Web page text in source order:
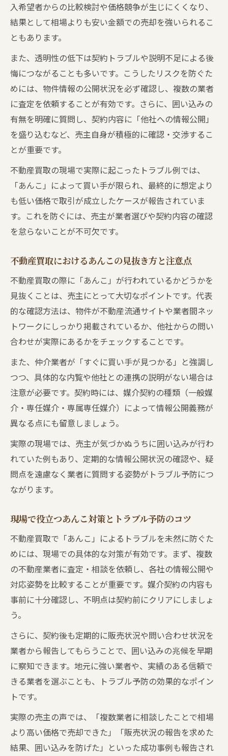
入希望者からの比較検討や価格競争が生じにくくなり、
結果として相場よりも安い金額での売却を強いられるこ
ともあります。
また、透明性の低下は契約トラブルや説明不足による後
悔につながることも多いです。こうしたリスクを防ぐた
めには、物件情報の公開状況を必ず確認し、複数の業者
に査定を依頼することが有効です。さらに、囲い込みの
有無を明確に質問し、契約内容に「他社への情報公開」
を盛り込むなど、売主自身が積極的に確認・交渉するこ
とが重要です。
不動産買取の現場で実際に起こったトラブル例では、
「あんこ」によって買い手が限られ、最終的に想定より
も低い価格で取引が成立したケースが報告されていま
す。これを防ぐには、売主が業者選びや契約内容の確認
を怠らないことが不可欠です。
不動産買取におけるあんこの見抜き方と注意点
不動産買取の際に「あんこ」が行われているかどうかを
見抜くことは、売主にとって大切なポイントです。代表
的な確認方法は、物件が不動産流通サイトや業者間ネッ
トワークにしっかり掲載されているか、他社からの問い
合わせが実際にあるかをチェックすることです。
また、仲介業者が「すぐに買い手が見つかる」と強調し
つつ、具体的な内覧や他社との連携の説明がない場合は
注意が必要です。契約時には、媒介契約の種類（一般媒
介・専任媒介・専属専任媒介）によって情報公開義務が
異なる点にも留意しましょう。
実際の現場では、売主が気づかぬうちに囲い込みが行わ
れていた例もあり、定期的な情報公開状況の確認や、疑
問点を遠慮なく業者に質問する姿勢がトラブル予防につ
ながります。
現場で役立つあんこ対策とトラブル予防のコツ
不動産買取で「あんこ」によるトラブルを未然に防ぐた
めには、現場での具体的な対策が有効です。まず、複数
の不動産業者に査定・相談を依頼し、各社の情報公開や
対応姿勢を比較することが重要です。媒介契約の内容も
事前に十分確認し、不明点は契約前にクリアにしましょ
う。
さらに、契約後も定期的に販売状況や問い合わせ状況を
業者から報告してもらうことで、囲い込みの兆候を早期
に察知できます。地元に強い業者や、実績のある信頼で
きる業者を選ぶことも、トラブル予防の効果的なポイン
トです。
実際の売主の声では、「複数業者に相談したことで相場
より高い価格で売却できた」「販売状況の報告を求めた
結果、囲い込みを防げた」といった成功事例も報告され